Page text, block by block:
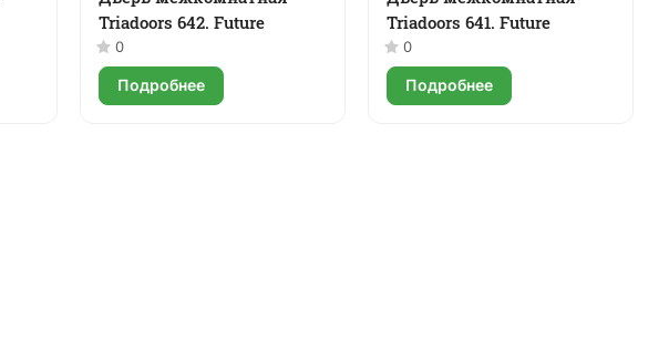
Triadoors 642. Future
0
Подробнее
Triadoors 641. Future
0
Подробнее